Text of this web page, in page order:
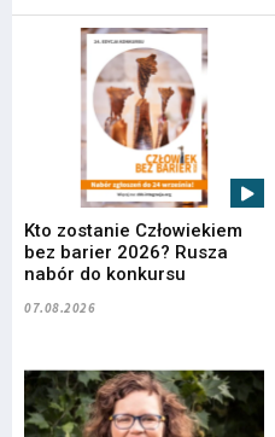
Kto zostanie Człowiekiem
bez barier 2026? Rusza
nabór do konkursu
07.08.2026